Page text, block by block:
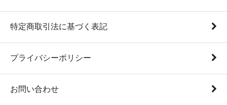
特定商取引法に基づく表記
プライバシーポリシー
お問い合わせ